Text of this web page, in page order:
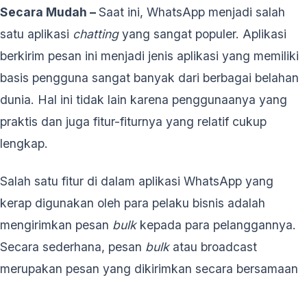
Secara Mudah –Saat ini, WhatsApp menjadi salah
satu aplikasi chattingyang sangat populer. Aplikasi
berkirim pesan ini menjadi jenis aplikasi yang memiliki
basis pengguna sangat banyak dari berbagai belahan
dunia. Hal ini tidak lain karena penggunaanya yang
praktis dan juga fitur-fiturnya yang relatif cukup
lengkap.
Salah satu fitur di dalam aplikasi WhatsApp yang
kerap digunakan oleh para pelaku bisnis adalah
mengirimkan pesan bulkkepada para pelanggannya.
Secara sederhana, pesan bulkatau broadcast
merupakan pesan yang dikirimkan secara bersamaan